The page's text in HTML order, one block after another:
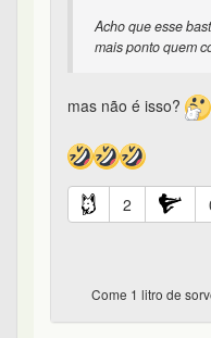
Acho que esse
mais ponto quem
mas não é isso?
2
Come 1 litro de